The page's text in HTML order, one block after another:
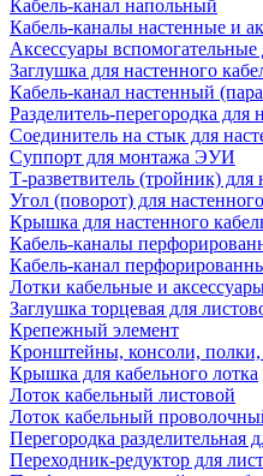
Кабель-канал напольный
Кабель-каналы настенные и
Аксессуары вспомогательные
Заглушка для настенного
Кабель-канал настенный
Разделитель-перегородка для
Соединитель на стык для
Суппорт для монтажа ЭУИ
Т-разветвитель (тройник) для
Угол (поворот) для
Крышка для настенного
Кабель-каналы
Кабель-канал
Лотки кабельные и
Заглушка торцевая для
Крепежный элемент
Кронштейны, консоли, полки,
Крышка для кабельного лотка
Лоток кабельный листовой
Лоток кабельный
Перегородка разделительная
Переходник-редуктор для